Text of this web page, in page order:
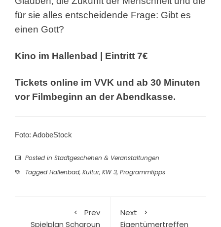
für sie alles entscheidende Frage: Gibt es
einen Gott?
Kino im Hallenbad | Eintritt 7€
Tickets online im VVK und ab 30 Minuten
vor Filmbeginn an der Abendkasse.
Foto: AdobeStock
Posted in Stadtgeschehen & Veranstaltungen
Tagged Hallenbad, Kultur, KW 3, Programmtipps
Prev
Spielplan Scharoun
Next
Eigentümertreffen